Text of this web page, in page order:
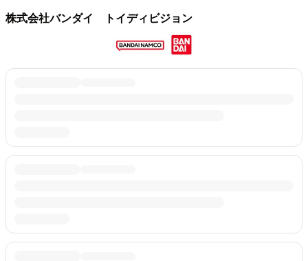
株式会社バンダイ トイディビジョン